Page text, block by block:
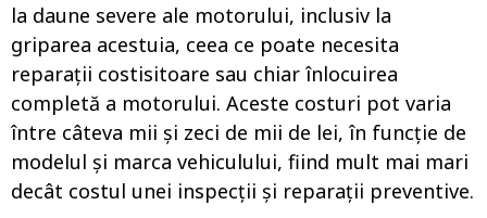
la daune severe ale motorului, inclusiv la
griparea acestuia, ceea ce poate necesita
reparații costisitoare sau chiar înlocuirea
completă a motorului. Aceste costuri pot varia
între câteva mii și zeci de mii de lei, în funcție de
modelul și marca vehiculului, fiind mult mai mari
decât costul unei inspecții și reparații preventive.